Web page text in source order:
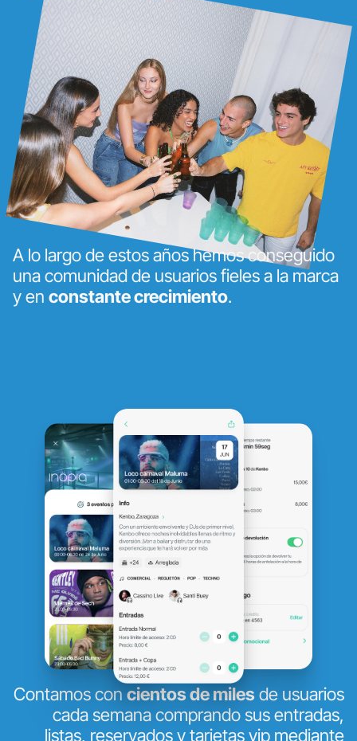
A lo largo de estos años hemos conseguido
una comunidad de usuarios fieles a la marca
y en constante crecimiento.
Contamos concientos de milesde usuarios
cada semana comprando sus entradas,
listas, reservados y tarjetas vip mediante